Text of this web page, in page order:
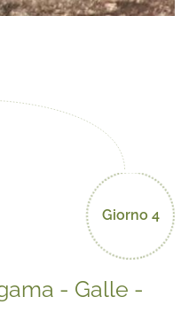
Giorno 4
- Galle -